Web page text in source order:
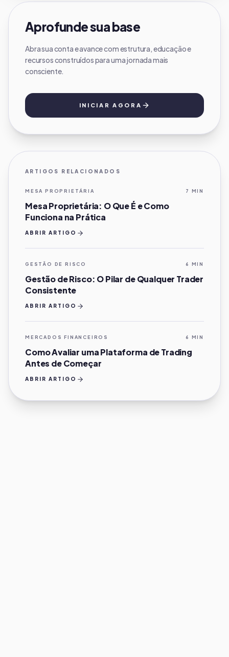
Aprofunde sua base
Abra sua conta e avance com estrutura, educação e
recursos construídos para uma jornada mais
consciente.
INICIAR AGORA
ARTIGOS RELACIONADOS
MESA PROPRIETÁRIA 7 MIN
Mesa Proprietária: O Que É e Como
Funciona na Prática
ABRIR ARTIGO
GESTÃO DE RISCO 6 MIN
Gestão de Risco: O Pilar de Qualquer Trader
Consistente
ABRIR ARTIGO
MERCADOS FINANCEIROS 6 MIN
Como Avaliar uma Plataforma de Trading
Antes de Começar
ABRIR ARTIGO